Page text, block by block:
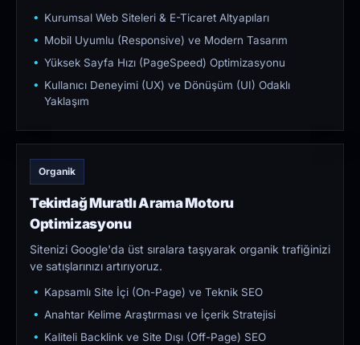
Kurumsal Web Siteleri & E-Ticaret Altyapıları
Mobil Uyumlu (Responsive) ve Modern Tasarım
Yüksek Sayfa Hızı (PageSpeed) Optimizasyonu
Kullanıcı Deneyimi (UX) ve Dönüşüm (UI) Odaklı
Yaklaşım
Organik
Tekirdağ Muratlı Arama Motoru
Optimizasyonu
Sitenizi Google'da üst sıralara taşıyarak organik trafiğinizi
ve satışlarınızı artırıyoruz.
Kapsamlı Site İçi (On-Page) ve Teknik SEO
Anahtar Kelime Araştırması ve İçerik Stratejisi
Kaliteli Backlink ve Site Dışı (Off-Page) SEO